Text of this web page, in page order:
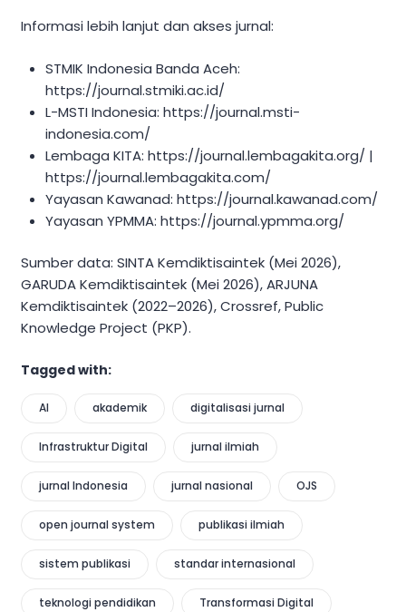
Informasi lebih lanjut dan akses jurnal:
STMIK Indonesia Banda Aceh:
https://journal.stmiki.ac.id/
L-MSTI Indonesia: https://journal.msti-
indonesia.com/
Lembaga KITA: https://journal.lembagakita.org/ |
https://journal.lembagakita.com/
Yayasan Kawanad: https://journal.kawanad.com/
Yayasan YPMMA: https://journal.ypmma.org/
Sumber data: SINTA Kemdiktisaintek (Mei 2026),
GARUDA Kemdiktisaintek (Mei 2026), ARJUNA
Kemdiktisaintek (2022–2026), Crossref, Public
Knowledge Project (PKP).
Tagged with:
AI akademik digitalisasi jurnal
Infrastruktur Digital jurnal ilmiah
jurnal Indonesia jurnal nasional OJS
open journal system publikasi ilmiah
sistem publikasi standar internasional
teknologi pendidikan Transformasi Digital